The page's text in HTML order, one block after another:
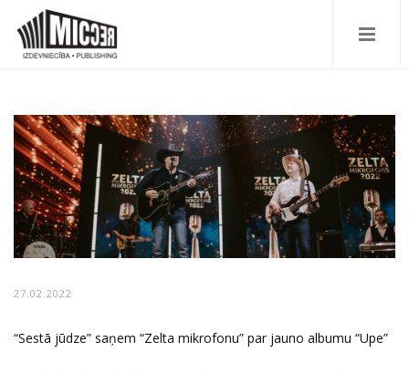
27.02.2022
“Sestā jūdze” saņem “Zelta mikrofonu” par jauno albumu “Upe”